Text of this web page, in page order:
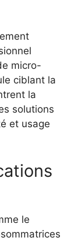
micro-
ciblant la
la
solutions
et usage
le